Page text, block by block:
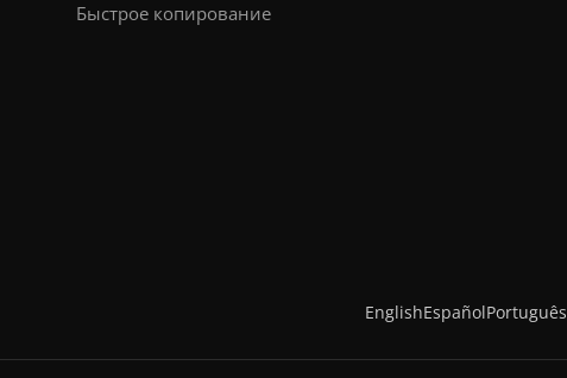
Быстрое копирование
EnglishEspañolPortuguês